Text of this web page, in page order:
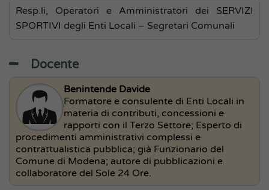
Resp.li, Operatori e Amministratori dei SERVIZI
SPORTIVI degli Enti Locali – Segretari Comunali
Docente
Benintende Davide
Formatore e consulente di Enti Locali in
materia di contributi, concessioni e
rapporti con il Terzo Settore; Esperto di
procedimenti amministrativi complessi e
contrattualistica pubblica; già Funzionario del
Comune di Modena; autore di pubblicazioni e
collaboratore del Sole 24 Ore.